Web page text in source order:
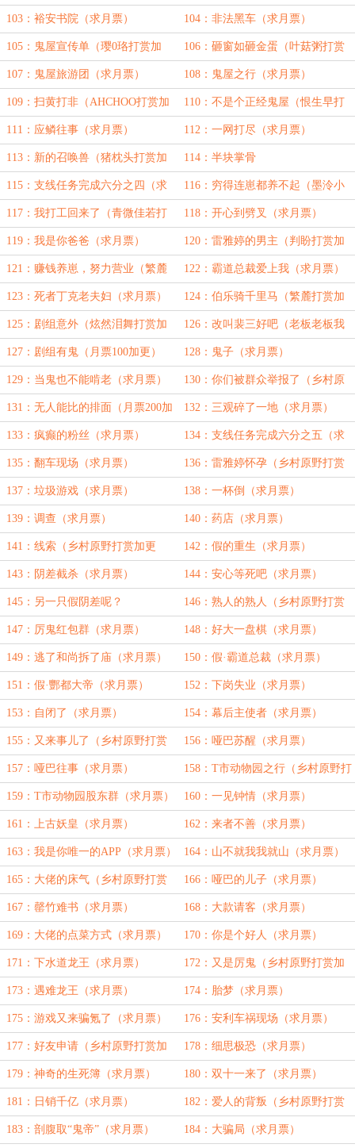
更） 更）
103：裕安书院（求月票） 104：非法黑车（求月票）
105：鬼屋宣传单（璎0珞打赏加
更）
106：砸窗如砸金蛋（叶菇粥打赏
加更）
107：鬼屋旅游团（求月票） 108：鬼屋之行（求月票）
109：扫黄打非（AHCHOO打赏加
更）
110：不是个正经鬼屋（恨生早打
赏加更）
111：应鳞往事（求月票） 112：一网打尽（求月票）
113：新的召唤兽（猪枕头打赏加
更）
114：半块掌骨
115：支线任务完成六分之四（求
月票）
116：穷得连崽都养不起（墨泠小
仙女打赏加更）
117：我打工回来了（青微佳若打
赏加更）
118：开心到劈叉（求月票）
119：我是你爸爸（求月票） 120：雷雅婷的男主（判盼打赏加
更）
121：赚钱养崽，努力营业（繁麓
打赏加更）
122：霸道总裁爱上我（求月票）
123：死者丁克老夫妇（求月票） 124：伯乐骑千里马（繁麓打赏加
更）
125：剧组意外（炫然泪舞打赏加
更）
126：改叫裴三好吧（老板老板我
要胡萝卜打赏加更）
127：剧组有鬼（月票100加更） 128：鬼子（求月票）
129：当鬼也不能啃老（求月票） 130：你们被群众举报了（乡村原
野打赏加更①）
131：无人能比的排面（月票200加
更）
132：三观碎了一地（求月票）
133：疯癫的粉丝（求月票） 134：支线任务完成六分之五（求
月票）
135：翻车现场（求月票） 136：雷雅婷怀孕（乡村原野打赏
加更②）
137：垃圾游戏（求月票） 138：一杯倒（求月票）
139：调查（求月票） 140：药店（求月票）
141：线索（乡村原野打赏加更
③）
142：假的重生（求月票）
143：阴差截杀（求月票） 144：安心等死吧（求月票）
145：另一只假阴差呢？ 146：熟人的熟人（乡村原野打赏
加更④）
147：厉鬼红包群（求月票） 148：好大一盘棋（求月票）
149：逃了和尚拆了庙（求月票） 150：假·霸道总裁（求月票）
151：假·酆都大帝（求月票） 152：下岗失业（求月票）
153：自闭了（求月票） 154：幕后主使者（求月票）
155：又来事儿了（乡村原野打赏
加更⑤）
156：哑巴苏醒（求月票）
157：哑巴往事（求月票） 158：T市动物园之行（乡村原野打
赏加更⑥）
159：T市动物园股东群（求月票） 160：一见钟情（求月票）
161：上古妖皇（求月票） 162：来者不善（求月票）
163：我是你唯一的APP（求月票） 164：山不就我我就山（求月票）
165：大佬的床气（乡村原野打赏
加更⑦）
166：哑巴的儿子（求月票）
167：罄竹难书（求月票） 168：大款请客（求月票）
169：大佬的点菜方式（求月票） 170：你是个好人（求月票）
171：下水道龙王（求月票） 172：又是厉鬼（乡村原野打赏加
更⑧）
173：遇难龙王（求月票） 174：胎梦（求月票）
175：游戏又来骗氪了（求月票） 176：安利车祸现场（求月票）
177：好友申请（乡村原野打赏加
更⑨）
178：细思极恐（求月票）
179：神奇的生死簿（求月票） 180：双十一来了（求月票）
181：日销千亿（求月票） 182：爱人的背叛（乡村原野打赏
加更⑩）
183：剖腹取“鬼帝”（求月票） 184：大骗局（求月票）